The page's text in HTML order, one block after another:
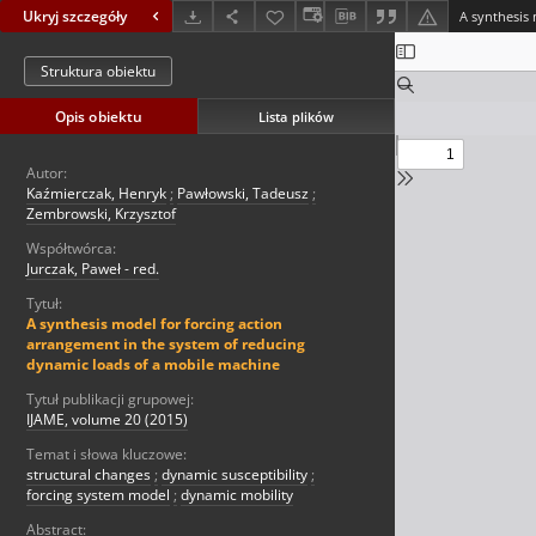
Ukryj szczegóły
Struktura obiektu
Opis obiektu Lista plików
Autor:
Kaźmierczak, Henryk ; Pawłowski, Tadeusz ;
Zembrowski, Krzysztof
Współtwórca:
Jurczak, Paweł - red.
Tytuł:
A synthesis model for forcing action
arrangement in the system of reducing
dynamic loads of a mobile machine
Tytuł publikacji grupowej:
IJAME, volume 20 (2015)
Temat i słowa kluczowe:
structural changes ; dynamic susceptibility ;
forcing system model ; dynamic mobility
Abstract: